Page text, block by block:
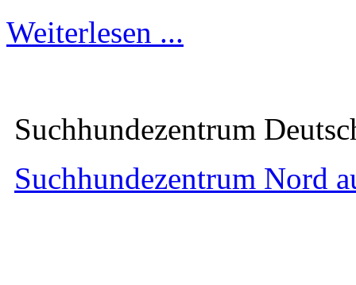
Weiterlesen ...
Suchhundezentrum
Suchhundezentrum Nord